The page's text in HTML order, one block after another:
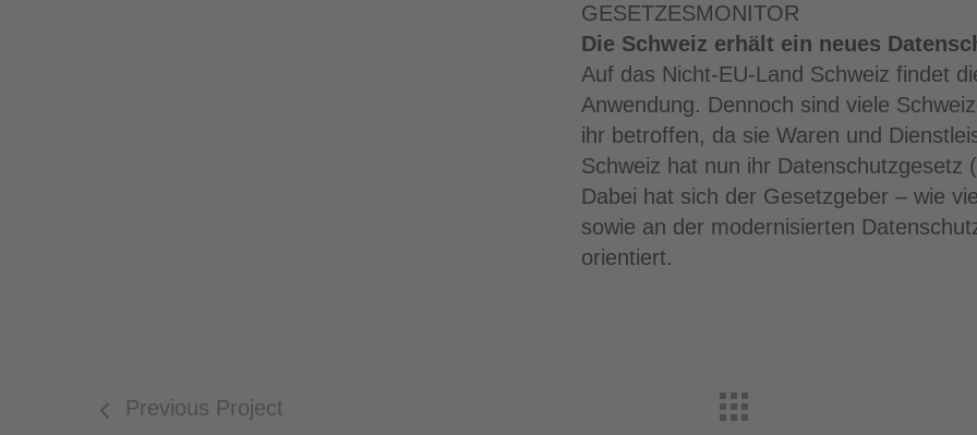
GESETZESMONITOR
Die Schweiz erhält ein neues
Auf das Nicht-EU-Land Schweiz findet
Anwendung. Dennoch sind viele
ihr betroffen, da sie Waren und
Schweiz hat nun ihr Datenschutzgesetz
Dabei hat sich der Gesetzgeber – wie
sowie an der modernisierten
orientiert.
Previous Project